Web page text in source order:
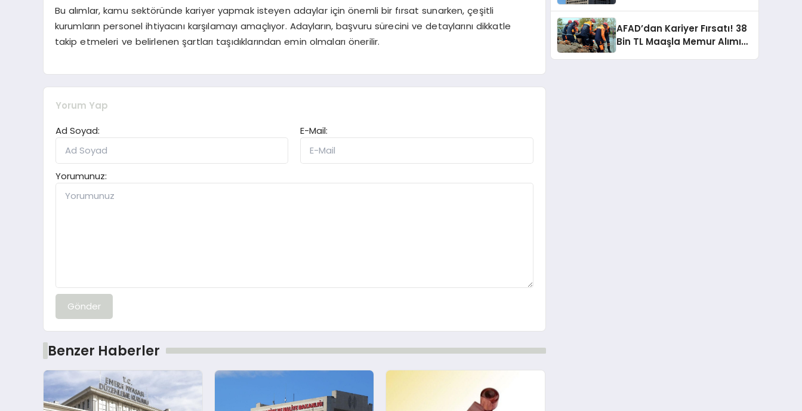
Bu alımlar, kamu sektöründe kariyer yapmak isteyen adaylar için önemli bir fırsat sunarken, çeşitli
kurumların personel ihtiyacını karşılamayı amaçlıyor. Adayların, başvuru sürecini ve detaylarını dikkatle
takip etmeleri ve belirlenen şartları taşıdıklarından emin olmaları önerilir.
Yorum Yap
Ad Soyad:
E-Mail:
Yorumunuz:
Gönder
Benzer Haberler
AFAD’dan Kariyer Fırsatı! 38
Bin TL Maaşla Memur Alımı